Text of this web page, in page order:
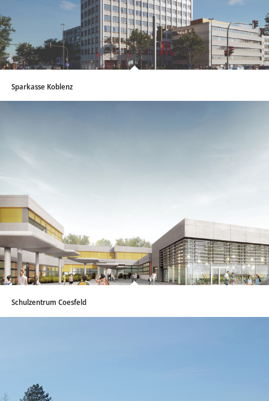
Sparkasse Koblenz
Schulzentrum Coesfeld